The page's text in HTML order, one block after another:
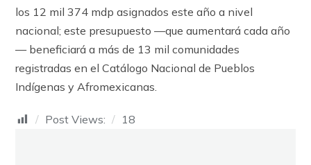
los 12 mil 374 mdp asignados este año a nivel
nacional; este presupuesto —que aumentará cada año
— beneficiará a más de 13 mil comunidades
registradas en el Catálogo Nacional de Pueblos
Indígenas y Afromexicanas.
Post Views: 18